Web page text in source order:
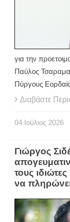
για την
Παύλος
Πύργους
Διαβάστε
04 Ιούλιος 2026
Γιώργος
τους
να